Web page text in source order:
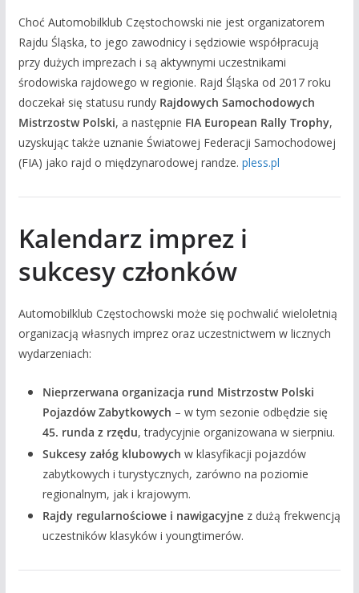
Choć Automobilklub Częstochowski nie jest organizatorem
Rajdu Śląska, to jego zawodnicy i sędziowie współpracują
przy dużych imprezach i są aktywnymi uczestnikami
środowiska rajdowego w regionie. Rajd Śląska od 2017 roku
doczekał się statusu rundy Rajdowych Samochodowych
Mistrzostw Polski, a następnie FIA European Rally Trophy,
uzyskując także uznanie Światowej Federacji Samochodowej
(FIA) jako rajd o międzynarodowej randze. pless.pl
Kalendarz imprez i
sukcesy członków
Automobilklub Częstochowski może się pochwalić wieloletnią
organizacją własnych imprez oraz uczestnictwem w licznych
wydarzeniach:
Nieprzerwana organizacja rund Mistrzostw Polski
Pojazdów Zabytkowych – w tym sezonie odbędzie się
45. runda z rzędu, tradycyjnie organizowana w sierpniu.
Sukcesy załóg klubowych w klasyfikacji pojazdów
zabytkowych i turystycznych, zarówno na poziomie
regionalnym, jak i krajowym.
Rajdy regularnościowe i nawigacyjnez dużą frekwencją
uczestników klasyków i youngtimerów.